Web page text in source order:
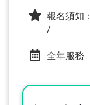
報名須知：
/
全年服務